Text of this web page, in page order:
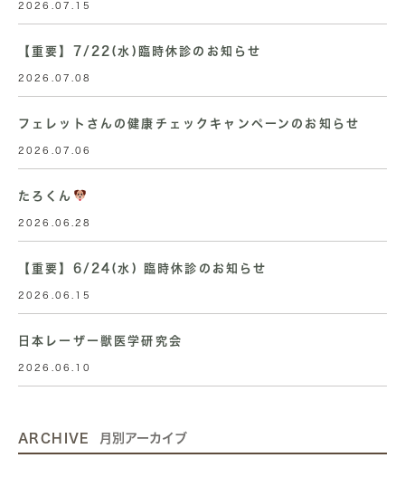
2026.07.15
【重要】7/22(水)臨時休診のお知らせ
2026.07.08
フェレットさんの健康チェックキャンペーンのお知らせ
2026.07.06
たろくん
2026.06.28
【重要】6/24(水) 臨時休診のお知らせ
2026.06.15
日本レーザー獣医学研究会
2026.06.10
ARCHIVE 月別アーカイブ